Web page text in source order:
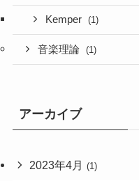
Kemper (1)
音楽理論 (1)
アーカイブ
2023年4月 (1)